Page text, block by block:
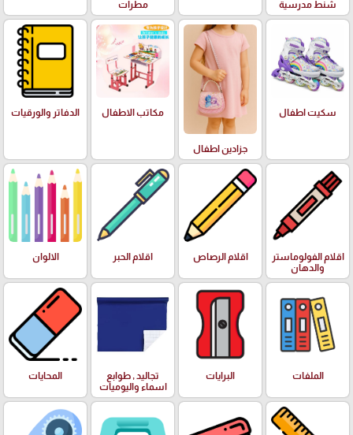
شنط مدرسية مطرات
سكيت اطفال
جزادين اطفال
مكاتب الاطفال الدفاتر والورقيات
اقلام الفولوماستر
والدهان
اقلام الرصاص اقلام الحبر الالوان
الملفات البرايات
تجاليد , طوابع
اسماء واليوميات
المحايات